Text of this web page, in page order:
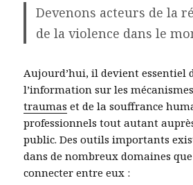
Devenons acteurs de la
de la violence dans le
Aujourd’hui, il devient essentiel
l’information sur les
traumas et de la souffrance
professionnels tout autant
public. Des outils importants
dans de nombreux domaines
connecter entre eux :